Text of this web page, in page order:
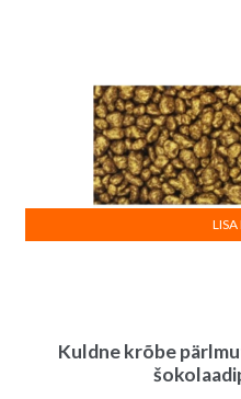
Kuldne krõbe
LISA